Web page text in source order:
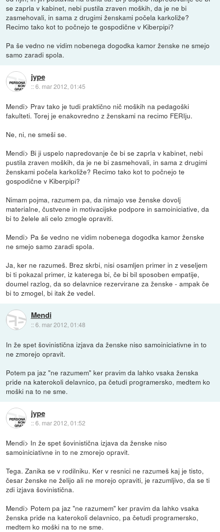
se zaprla v kabinet, nebi pustila zraven moških, da je ne bi
zasmehovali, in sama z drugimi ženskami počela karkoliže?
Recimo tako kot to počnejo te gospodične v Kiberpipi?
Pa še vedno ne vidim nobenega dogodka kamor ženske ne smejo
samo zaradi spola.
jype
::6. mar 2012, 01:45
Mendi> Prav tako je tudi praktično nič moških na pedagoški
fakulteti. Torej je enakovredno z ženskami na recimo FERIju.
Ne, ni, ne smeši se.
Mendi> Bi ji uspelo napredovanje če bi se zaprla v kabinet, nebi
pustila zraven moških, da je ne bi zasmehovali, in sama z drugimi
ženskami počela karkoliže? Recimo tako kot to počnejo te
gospodične v Kiberpipi?
Nimam pojma, razumem pa, da nimajo vse ženske dovolj
materialne, čustvene in motivacijske podpore in samoiniciative, da
bi to želele ali celo zmogle opraviti.
Mendi> Pa še vedno ne vidim nobenega dogodka kamor ženske
ne smejo samo zaradi spola.
Ja, ker ne razumeš. Brez skrbi, nisi osamljen primer in z veseljem
bi ti pokazal primer, iz katerega bi, če bi bil sposoben empatije,
doumel razlog, da so delavnice rezervirane za ženske - ampak če
bi to zmogel, bi itak že vedel.
Mendi
::6. mar 2012, 01:48
In že spet šovinistična izjava da ženske niso samoiniciativne in to
ne zmorejo opravit.
Potem pa jaz "ne razumem" ker pravim da lahko vsaka ženska
pride na katerokoli delavnico, pa četudi programersko, medtem ko
moški na to ne sme.
jype
::6. mar 2012, 01:52
Mendi> In že spet šovinistična izjava da ženske niso
samoiniciativne in to ne zmorejo opravit.
Tega. Zanika se v rodilniku. Ker v resnici ne razumeš kaj je tisto,
česar ženske ne želijo ali ne morejo opraviti, je razumljivo, da se ti
zdi izjava šovinistična.
Mendi> Potem pa jaz "ne razumem" ker pravim da lahko vsaka
ženska pride na katerokoli delavnico, pa četudi programersko,
medtem ko moški na to ne sme.